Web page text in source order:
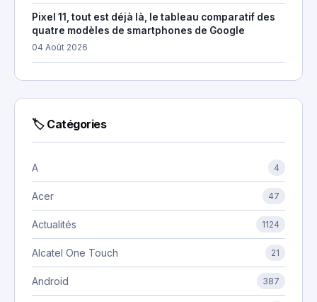
Pixel 11, tout est déjà là, le tableau comparatif des
quatre modèles de smartphones de Google
04 Août 2026
🏷 Catégories
A 4
Acer 47
Actualités 1124
Alcatel One Touch 21
Android 387